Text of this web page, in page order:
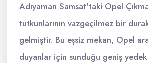
Adıyaman Samsat'taki Opel
tutkunlarının vazgeçilmez bir
gelmiştir. Bu eşsiz mekan, Opel
duyanlar için sunduğu geniş